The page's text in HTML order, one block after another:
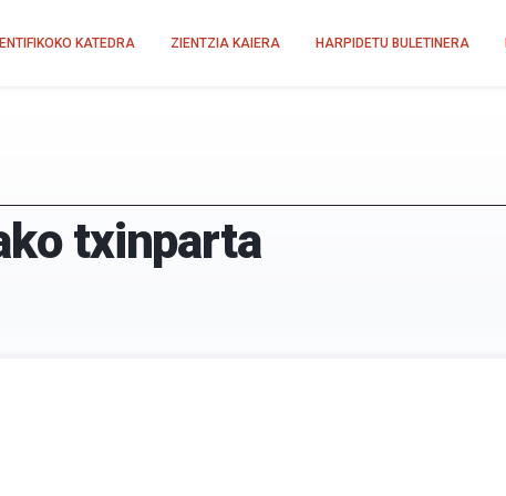
KATEDRA ZIENTZIA KAIERA HARPIDETU BULETINERA
txinparta